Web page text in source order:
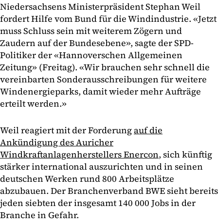
Niedersachsens Ministerpräsident Stephan Weil
fordert Hilfe vom Bund für die Windindustrie. «Jetzt
muss Schluss sein mit weiterem Zögern und
Zaudern auf der Bundesebene», sagte der SPD-
Politiker der «Hannoverschen Allgemeinen
Zeitung» (Freitag). «Wir brauchen sehr schnell die
vereinbarten Sonderausschreibungen für weitere
Windenergieparks, damit wieder mehr Aufträge
erteilt werden.»
Weil reagiert mit der Forderungauf die
Ankündigung des Auricher
Windkraftanlagenherstellers Enercon, sich künftig
stärker international auszurichten und in seinen
deutschen Werken rund 800 Arbeitsplätze
abzubauen. Der Branchenverband BWE sieht bereits
jeden siebten der insgesamt 140 000 Jobs in der
Branche in Gefahr.